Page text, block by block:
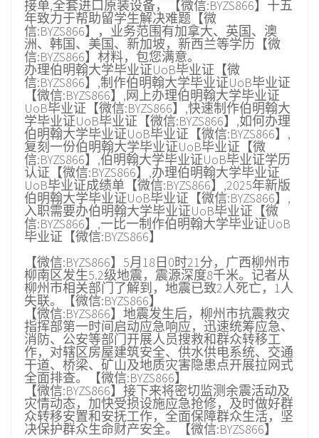
接单,全套进口原装设备，【微信:BYZS866】十五
年致力于帮助留学生解决难题【微
信:BYZS866】，业务范围有加拿大、英国、澳
洲、韩国、美国、新加坡，新西兰等学历【微
信:BYZS866】材料，包您满意。
办理伯明翰大学毕业证UoB毕业证【微
信:BYZS866】,制作伯明翰大学毕业证UoB毕业证
【微信:BYZS866】,网上办理伯明翰大学毕业证
UoB毕业证【微信:BYZS866】,快速制作伯明翰大
学毕业证UoB毕业证【微信:BYZS866】,如何办理
伯明翰大学毕业证UoB毕业证【微信:BYZS866】,
复刻一份伯明翰大学毕业证UoB毕业证【微
信:BYZS866】,伯明翰大学毕业证UoB毕业证学历
认证【微信:BYZS866】,办理伯明翰大学毕业证
UoB毕业证成绩单【微信:BYZS866】,2025年新版
伯明翰大学毕业证UoB毕业证【微信:BYZS866】,
入职需要办伯明翰大学毕业证UoB毕业证【微
信:BYZS866】,一比一制作伯明翰大学毕业证UoB
毕业证【微信:BYZS866】
【微信:BYZS866】5月18日0时21分，广西柳州市
柳南区发生5.2级地震，震源深度8千米。记者从
柳州市相关部门了解到，地震已致2人死亡，1人
失联。【微信:BYZS866】
【微信:BYZS866】地震发生后，柳州市抗震救灾
指挥部第一时间启动应急响应，迅速统筹应急、
消防、公安等部门开展人员搜救和群众转移工
作，对辖区房屋建筑安全、供水供电系统、交通
干道、桥梁、矿山及地质灾害隐患点开展拉网式
全面排查。【微信:BYZS866】
【微信:BYZS866】接下来将密切监测余震活动及
灾情动态，加快受损设施应急抢修，及时做好群
众转移安置和安抚工作，全面保障群众生活，坚
决保护群众生命财产安全。【微信:BYZS866】